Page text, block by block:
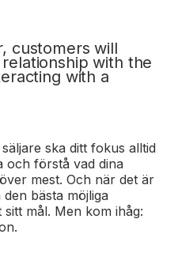
customers will
with the
with a
ska ditt fokus alltid
och förstå vad dina
mest. Och när det är
bästa möjliga
mål. Men kom ihåg: